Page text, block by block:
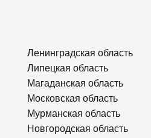
Ленинградская область
Липецкая область
Магаданская область
Московская область
Мурманская область
Новгородская область